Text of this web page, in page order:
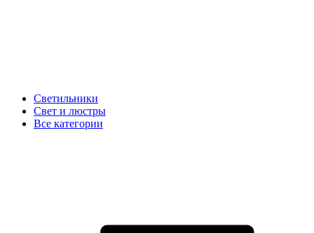
Светильники
Свет и люстры
Все категории